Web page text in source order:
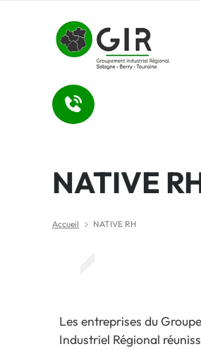
NATIVE
Accueil NATIVE RH
Les entreprises du
Industriel Régional